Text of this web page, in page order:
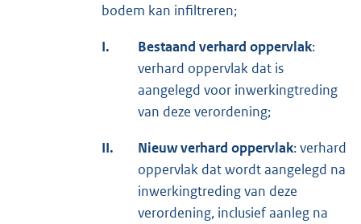
bodem kan infiltreren;
I. Bestaand verhard oppervlak:
verhard oppervlak dat is
aangelegd voor inwerkingtreding
van deze verordening;
II. Nieuw verhard oppervlak: verhard
oppervlak dat wordt aangelegd na
inwerkingtreding van deze
verordening, inclusief aanleg na